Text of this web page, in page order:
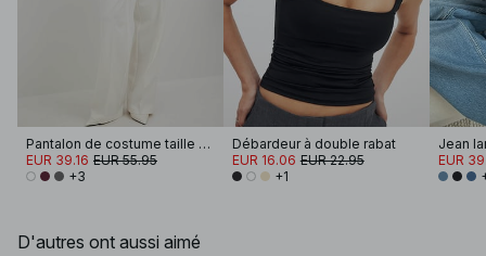
Pantalon de costume taille haute en tissu épais
EUR 39.16 EUR 55.95
+3
Débardeur à double rabat
EUR 16.06 EUR 22.95
+1
Jean
EUR
D'autres ont aussi aimé